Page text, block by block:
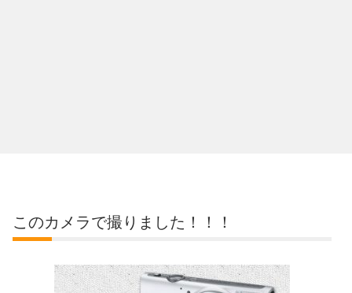
このカメラで撮りました！！！